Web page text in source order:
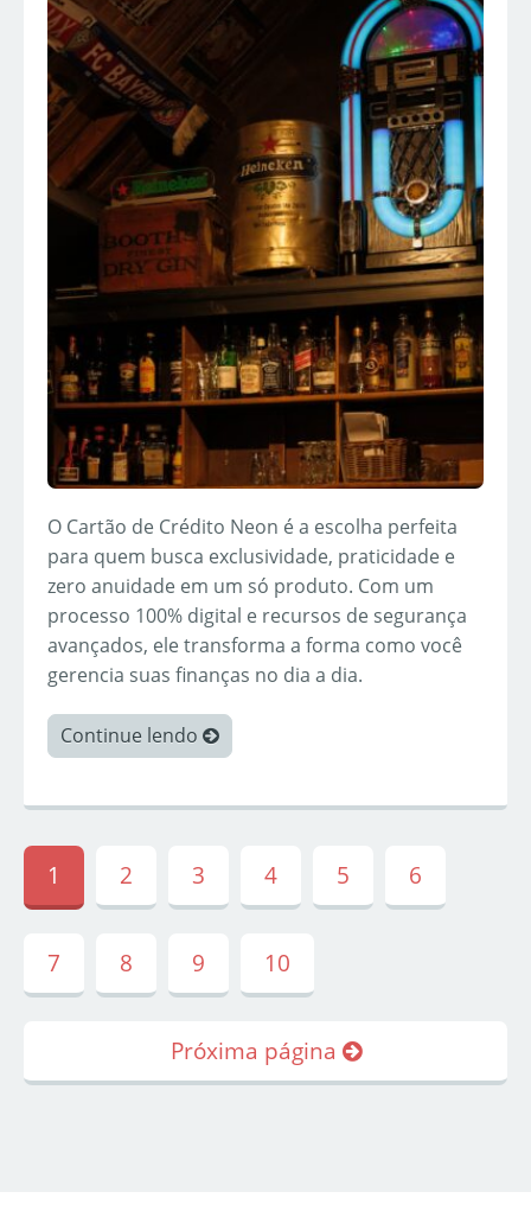
O Cartão de Crédito Neon é a escolha perfeita
para quem busca exclusividade, praticidade e
zero anuidade em um só produto. Com um
processo 100% digital e recursos de segurança
avançados, ele transforma a forma como você
gerencia suas finanças no dia a dia.
Continue lendo
1 2 3 4 5 6
7 8 9 10
Próxima página